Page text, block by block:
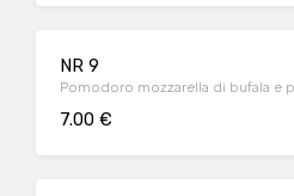
NR 9
Pomodoro mozzarella di bufala e
7.00 €